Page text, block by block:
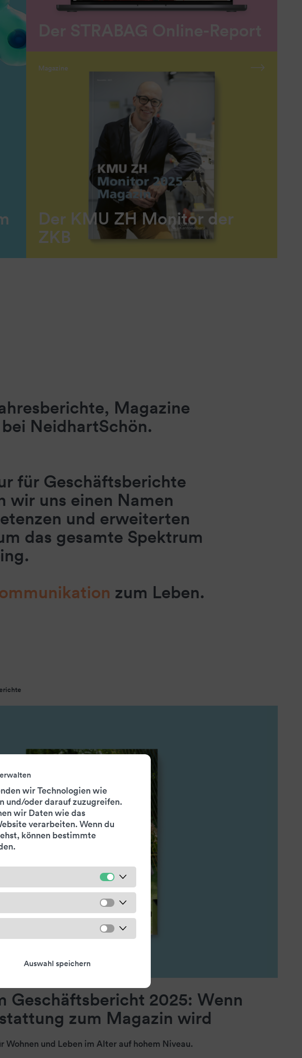
Magazine
Der KMU ZH Monitor der
ZKB
Magazine
NeidhartSchön.
für Geschäftsberichte
wir uns einen Namen
und erweiterten
das gesamte Spektrum
zum Leben.
Geschäftsbericht 2025: Wenn
zum Magazin wird
Wohnen und Leben im Alter auf hohem Niveau.
wir Technologien wie
und/oder darauf zuzugreifen.
wir Daten wie das
verarbeiten. Wenn du
können bestimmte
Auswahl speichern